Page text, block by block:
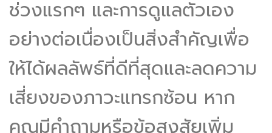
ช่วงแรกๆ และการดูแลตัวเอง
อย่างต่อเนื่องเป็นสิ่งสำคัญเพื่อ
ให้ได้ผลลัพธ์ที่ดีที่สุดและลดความ
เสี่ยงของภาวะแทรกซ้อน หาก
คุณมีคำถามหรือข้อสงสัยเพิ่ม